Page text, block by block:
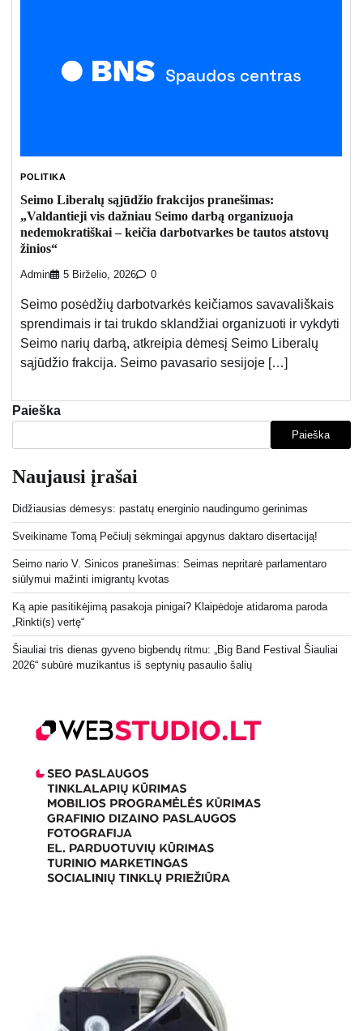
POLITIKA
Seimo Liberalų sąjūdžio frakcijos pranešimas:
„Valdantieji vis dažniau Seimo darbą organizuoja
nedemokratiškai – keičia darbotvarkes be tautos atstovų
žinios“
Admin 5 Birželio, 2026 0
Seimo posėdžių darbotvarkės keičiamos savavališkais
sprendimais ir tai trukdo sklandžiai organizuoti ir vykdyti
Seimo narių darbą, atkreipia dėmesį Seimo Liberalų
sąjūdžio frakcija. Seimo pavasario sesijoje […]
Paieška
Paieška
Naujausi įrašai
Didžiausias dėmesys: pastatų energinio naudingumo gerinimas
Sveikiname Tomą Pečiulį sėkmingai apgynus daktaro disertaciją!
Seimo nario V. Sinicos pranešimas: Seimas nepritarė parlamentaro
siūlymui mažinti imigrantų kvotas
Ką apie pasitikėjimą pasakoja pinigai? Klaipėdoje atidaroma paroda
„Rinkti(s) vertę“
Šiauliai tris dienas gyveno bigbendų ritmu: „Big Band Festival Šiauliai
2026“ subūrė muzikantus iš septynių pasaulio šalių